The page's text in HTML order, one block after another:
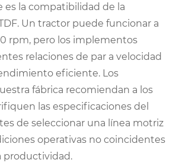
es la compatibilidad de la
Un tractor puede funcionar a
rpm, pero los implementos
relaciones de par a velocidad
eficiente. Los
fábrica recomiendan a los
las especificaciones del
de seleccionar una línea motriz
operativas no coincidentes
productividad.